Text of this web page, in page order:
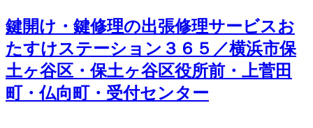
鍵開け・鍵修理の出張修理サービスお
たすけステーション３６５／横浜市保
土ヶ谷区・保土ヶ谷区役所前・上菅田
町・仏向町・受付センター